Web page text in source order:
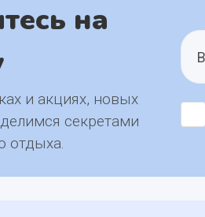
на
и акциях, новых
секретами
отдыха.